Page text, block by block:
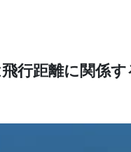
行距離に関係す